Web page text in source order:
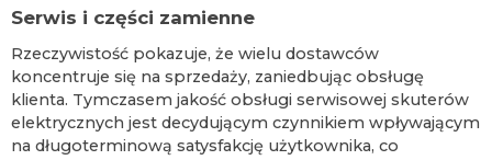
Serwis i części zamienne
Rzeczywistość pokazuje, że wielu dostawców
koncentruje się na sprzedaży, zaniedbując obsługę
klienta. Tymczasem jakość obsługi serwisowej skuterów
elektrycznych jest decydującym czynnikiem wpływającym
na długoterminową satysfakcję użytkownika, co